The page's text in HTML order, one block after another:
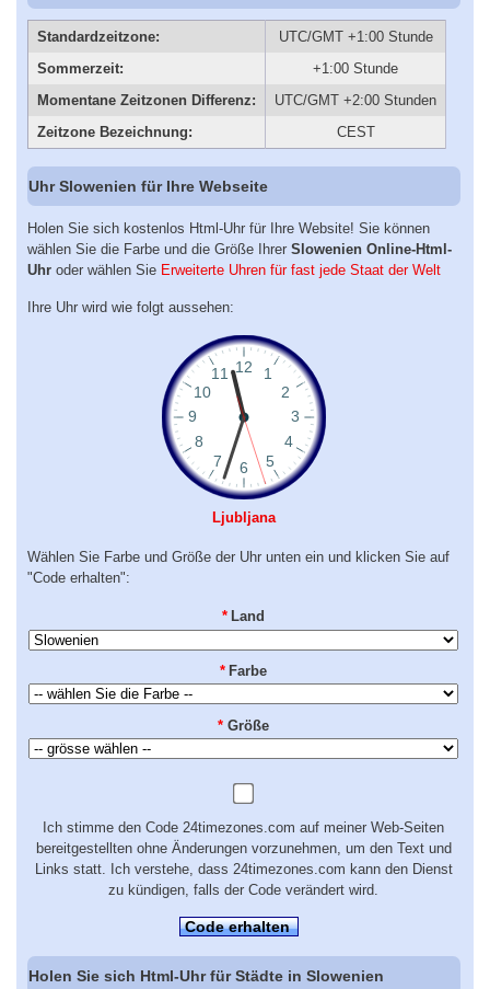
Standardzeitzone:
UTC/GMT +1:00 Stunde
Sommerzeit:
+1:00 Stunde
Momentane Zeitzonen Differenz:
UTC/GMT +2:00 Stunden
Zeitzone Bezeichnung:
CEST
Uhr Slowenien für Ihre Webseite
Holen Sie sich kostenlos Html-Uhr für Ihre Website! Sie können
wählen Sie die Farbe und die Größe Ihrer Slowenien Online-Html-
Uhr oder wählen Sie Erweiterte Uhren für fast jede Staat der Welt
Ihre Uhr wird wie folgt aussehen:
Ljubljana
Wählen Sie Farbe und Größe der Uhr unten ein und klicken Sie auf
"Code erhalten":
* Land
* Farbe
* Größe
Ich stimme den Code 24timezones.com auf meiner Web-Seiten
bereitgestellten ohne Änderungen vorzunehmen, um den Text und
Links statt. Ich verstehe, dass 24timezones.com kann den Dienst
zu kündigen, falls der Code verändert wird.
Code erhalten
Holen Sie sich Html-Uhr für Städte in Slowenien